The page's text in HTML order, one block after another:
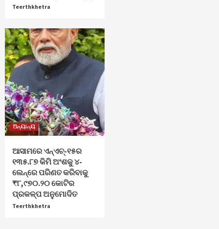
Teerthkhetra
ଅନ୍ୟାନ୍ୟ
ଆସାମରେ ଏନ୍ଏଚ୍-୧୫ର
୧୩୫.୮୭ କିମି ଅଂଶକୁ ୪-
ଲେନ୍‌ରେ ପରିଣତ କରିବାକୁ
₹୮,୯୭୦.୨୦ କୋଟିର
ପ୍ରକଳ୍ପ ଅନୁମୋଦିତ
Teerthkhetra